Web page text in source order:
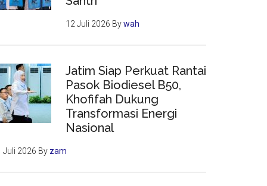
12 Juli 2026 Bywah
Jatim Siap Perkuat Rantai
Pasok Biodiesel B50,
Khofifah Dukung
Transformasi Energi
Nasional
Juli 2026 By zam